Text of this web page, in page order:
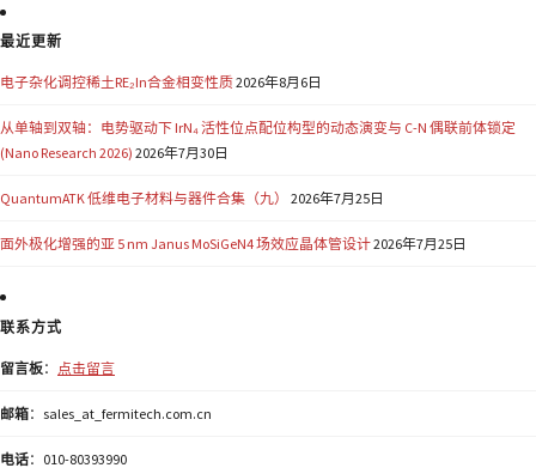
最近更新
电子杂化调控稀土RE₂In合金相变性质2026年8月6日
从单轴到双轴：电势驱动下 IrN₄ 活性位点配位构型的动态演变与 C-N 偶联前体锁定
(Nano Research 2026) 2026年7月30日
QuantumATK 低维电子材料与器件合集（九） 2026年7月25日
面外极化增强的亚 5 nm Janus MoSiGeN4 场效应晶体管设计2026年7月25日
联系方式
留言板： 点击留言
邮箱：sales_at_fermitech.com.cn
电话：010-80393990